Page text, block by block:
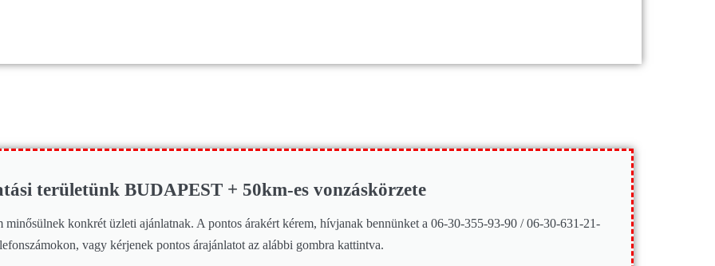
területünk BUDAPEST + 50km-es vonzáskörzete
konkrét üzleti ajánlatnak. A pontos árakért kérem, hívjanak bennünket a 06-30-355-93-90 / 06-30-631-21-
vagy kérjenek pontos árajánlatot az alábbi gombra kattintva.